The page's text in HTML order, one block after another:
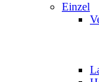
Einzel